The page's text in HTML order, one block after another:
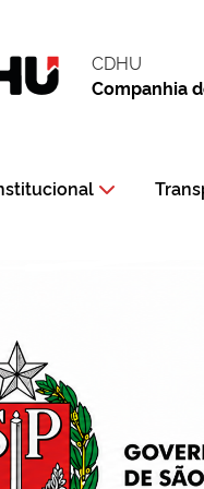
CDHU
Companhia